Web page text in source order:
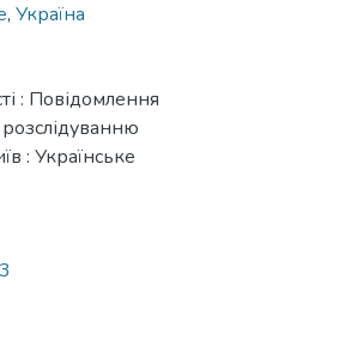
, Україна
: Повідомлення
: Українське